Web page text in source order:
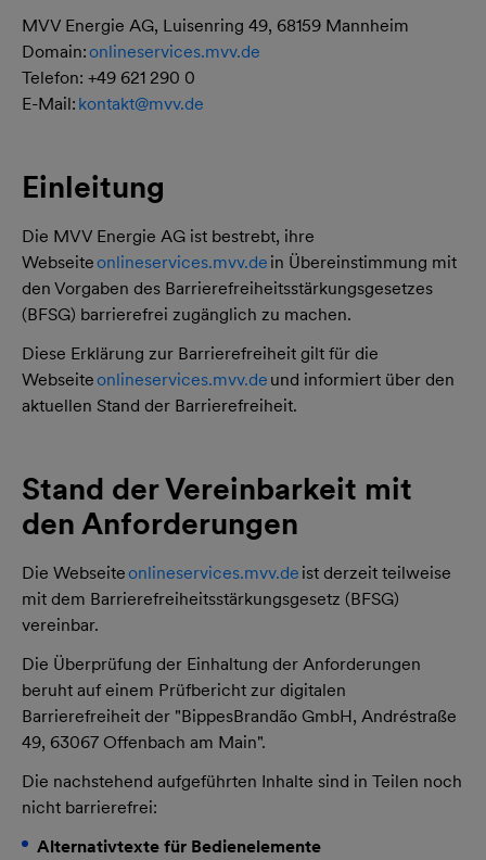
MVV Energie AG, Luisenring 49, 68159 Mannheim
Domain:onlineservices.mvv.de
Telefon: +49 621 290 0
E-Mail: kontakt@mvv.de
Einleitung
Die MVV Energie AG ist bestrebt, ihre
Webseiteonlineservices.mvv.de in Übereinstimmung mit
den Vorgaben des Barrierefreiheitsstärkungsgesetzes
(BFSG) barrierefrei zugänglich zu machen.
Diese Erklärung zur Barrierefreiheit gilt für die
Webseiteonlineservices.mvv.de und informiert über den
aktuellen Stand der Barrierefreiheit.
Stand der Vereinbarkeit mit
den Anforderungen
Die Webseiteonlineservices.mvv.de ist derzeit teilweise
mit dem Barrierefreiheitsstärkungsgesetz (BFSG)
vereinbar.
Die Überprüfung der Einhaltung der Anforderungen
beruht auf einem Prüfbericht zur digitalen
Barrierefreiheit der "BippesBrandão GmbH, Andréstraße
49, 63067 Offenbach am Main".
Die nachstehend aufgeführten Inhalte sind in Teilen noch
nicht barrierefrei:
Alternativtexte für Bedienelemente